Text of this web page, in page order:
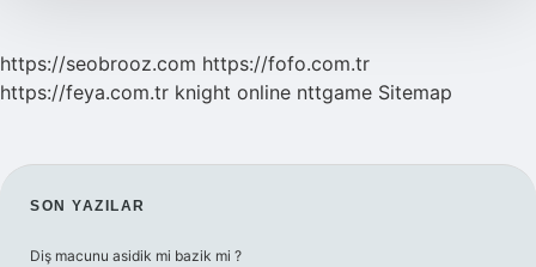
https://seobrooz.com https://fofo.com.tr
https://feya.com.tr knight online nttgame Sitemap
SIDEBAR
SON YAZILAR
Diş macunu asidik mi bazik mi ?